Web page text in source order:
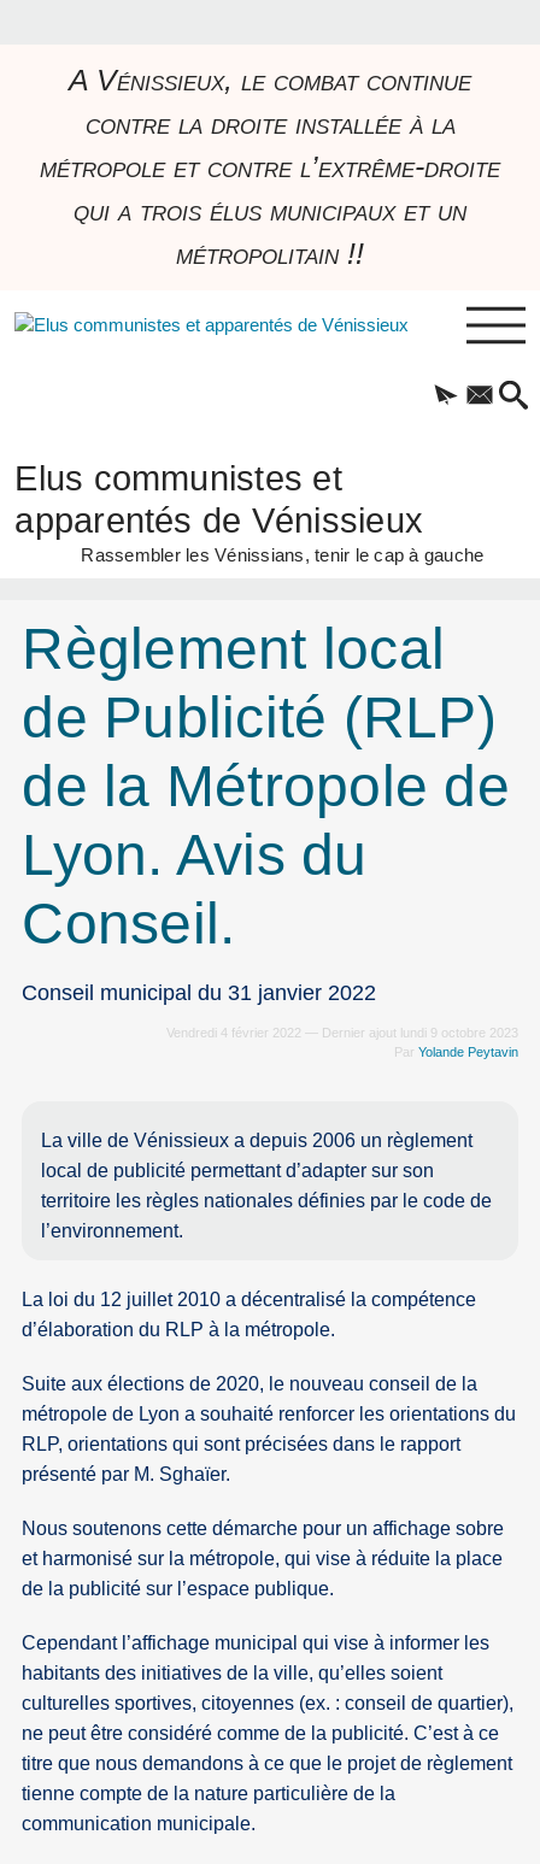
A Vénissieux, le combat continue
contre la droite installée à la
métropole et contre l’extrême-droite
qui a trois élus municipaux et un
métropolitain !!
Elus communistes et
apparentés de Vénissieux
Rassembler les Vénissians, tenir le cap à gauche
Règlement local
de Publicité (RLP)
de la Métropole de
Lyon. Avis du
Conseil.
Conseil municipal du 31 janvier 2022
Vendredi 4 février 2022 — Dernier ajout lundi 9 octobre 2023
Par Yolande Peytavin
La ville de Vénissieux a depuis 2006 un règlement
local de publicité permettant d’adapter sur son
territoire les règles nationales définies par le code de
l’environnement.
La loi du 12 juillet 2010 a décentralisé la compétence
d’élaboration du RLP à la métropole.
Suite aux élections de 2020, le nouveau conseil de la
métropole de Lyon a souhaité renforcer les orientations du
RLP, orientations qui sont précisées dans le rapport
présenté par M. Sghaïer.
Nous soutenons cette démarche pour un affichage sobre
et harmonisé sur la métropole, qui vise à réduite la place
de la publicité sur l’espace publique.
Cependant l’affichage municipal qui vise à informer les
habitants des initiatives de la ville, qu’elles soient
culturelles sportives, citoyennes (ex. : conseil de quartier),
ne peut être considéré comme de la publicité. C’est à ce
titre que nous demandons à ce que le projet de règlement
tienne compte de la nature particulière de la
communication municipale.